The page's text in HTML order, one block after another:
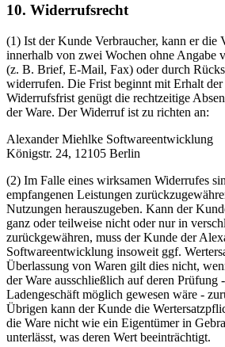
10. Widerrufsrecht
(1) Ist der Kunde Verbraucher, kann er die
innerhalb von zwei Wochen ohne Angabe
(z. B. Brief, E-Mail, Fax) oder durch
widerrufen. Die Frist beginnt mit Erhalt
Widerrufsfrist genügt die rechtzeitige
der Ware. Der Widerruf ist zu richten an:
Alexander Miehlke Softwareentwicklung
Königstr. 24, 12105 Berlin
(2) Im Falle eines wirksamen Widerrufes
empfangenen Leistungen
Nutzungen herauszugeben. Kann der
ganz oder teilweise nicht oder nur in
zurückgewähren, muss der Kunde der
Softwareentwicklung insoweit ggf.
Überlassung von Waren gilt dies nicht,
der Ware ausschließlich auf deren Prüfung
Ladengeschäft möglich gewesen wäre -
Übrigen kann der Kunde die
die Ware nicht wie ein Eigentümer in
unterlässt, was deren Wert beeinträchtigt.